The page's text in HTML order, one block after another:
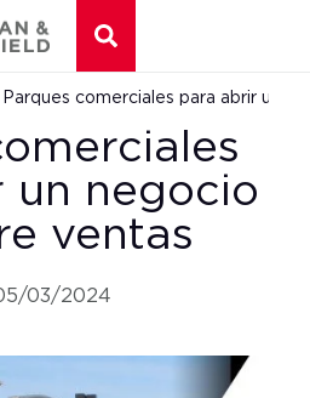
Parques comerciales para abrir un
un negocio
ventas
03/2024